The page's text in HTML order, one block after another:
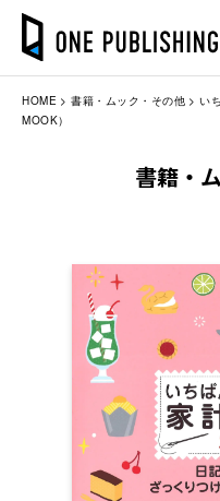
HOME 書籍・ムック・その他
い
MOOK）
書籍・